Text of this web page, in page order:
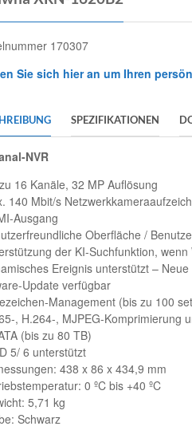
170307
Sie sich hier an um Ihren
SPEZIFIKATIONEN
NVR
16 Kanäle, 32 MP Auflösung
140 Mbit/s
Ausgang
Oberfläche /
der KI-Suchfunktion,
Ereignis unterstützt –
Update verfügbar
Management (bis zu 100
, H.264-, MJPEG-Komprimierung
(bis zu 80 TB)
5/ 6 unterstützt
438 x 86 x 434,9 mm
0 ºC bis +40 ºC
5,71 kg
Schwarz